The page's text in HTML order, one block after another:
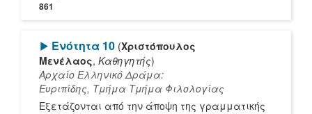
861
[Play]
Ενότητα 10 (Χριστόπουλος
Μενέλαος, Καθηγητής)
Αρχαίο Ελληνικό Δράμα:
Ευριπίδης, Τμήμα Τμήμα Φιλολογίας
Εξετάζονται από την άποψη της γραμματικής